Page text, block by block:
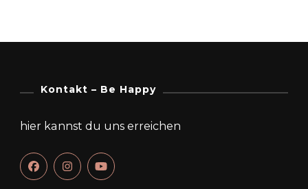
Kontakt – Be Happy
hier kannst du uns erreichen